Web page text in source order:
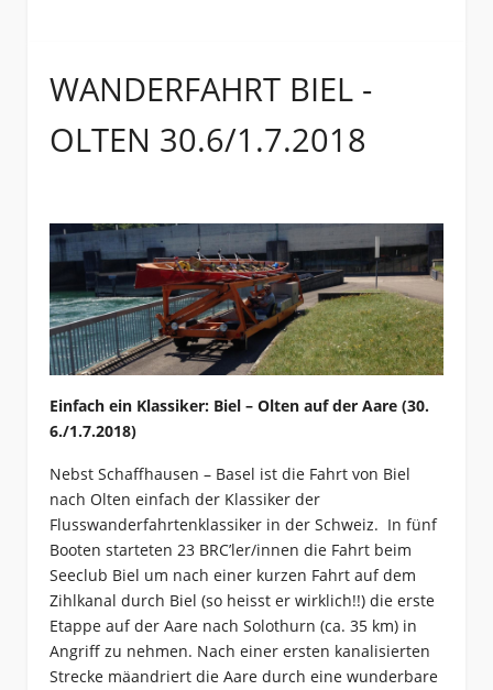
WANDERFAHRT BIEL -
OLTEN 30.6/1.7.2018
Einfach ein Klassiker: Biel – Olten auf der Aare (30.
6./1.7.2018)
Nebst Schaffhausen – Basel ist die Fahrt von Biel
nach Olten einfach der Klassiker der
Flusswanderfahrtenklassiker in der Schweiz. In fünf
Booten starteten 23 BRC’ler/innen die Fahrt beim
Seeclub Biel um nach einer kurzen Fahrt auf dem
Zihlkanal durch Biel (so heisst er wirklich!!) die erste
Etappe auf der Aare nach Solothurn (ca. 35 km) in
Angriff zu nehmen. Nach einer ersten kanalisierten
Strecke mäandriert die Aare durch eine wunderbare